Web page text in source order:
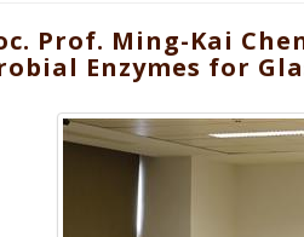
Prof. Ming-Kai
Enzymes for